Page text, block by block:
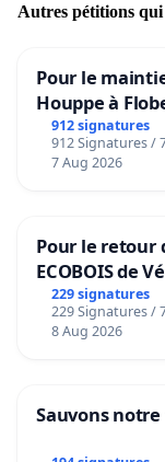
Autres pétitions
Pour le
Houppe à
912 signatures
912 Signatures /
7 Aug 2026
Pour le retour
ECOBOIS de
229 signatures
229 Signatures /
8 Aug 2026
Sauvons